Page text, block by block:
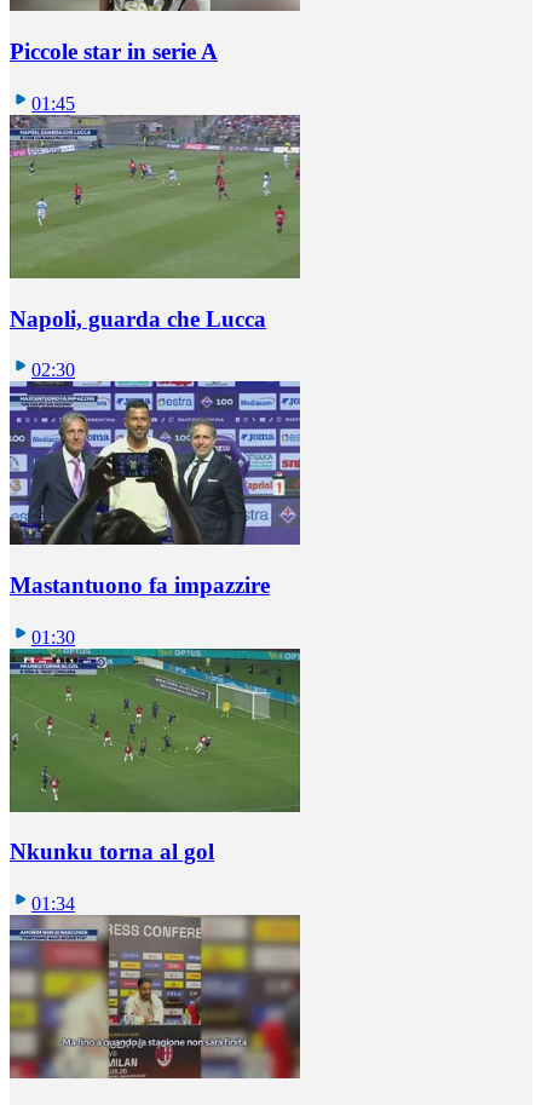
Piccole star in serie A
01:45
Napoli, guarda che Lucca
02:30
Mastantuono fa impazzire
01:30
Nkunku torna al gol
01:34